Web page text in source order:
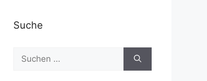
Suche
Suchen
nach: